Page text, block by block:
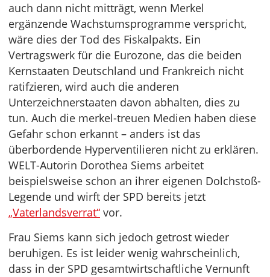
auch dann nicht mitträgt, wenn Merkel
ergänzende Wachstumsprogramme verspricht,
wäre dies der Tod des Fiskalpakts. Ein
Vertragswerk für die Eurozone, das die beiden
Kernstaaten Deutschland und Frankreich nicht
ratifzieren, wird auch die anderen
Unterzeichnerstaaten davon abhalten, dies zu
tun. Auch die merkel-treuen Medien haben diese
Gefahr schon erkannt – anders ist das
überbordende Hyperventilieren nicht zu erklären.
WELT-Autorin Dorothea Siems arbeitet
beispielsweise schon an ihrer eigenen Dolchstoß-
Legende und wirft der SPD bereits jetzt
„Vaterlandsverrat“ vor.
Frau Siems kann sich jedoch getrost wieder
beruhigen. Es ist leider wenig wahrscheinlich,
dass in der SPD gesamtwirtschaftliche Vernunft